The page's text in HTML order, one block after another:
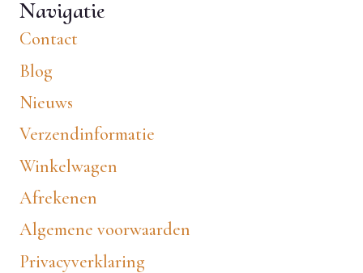
Navigatie
Contact
Blog
Nieuws
Verzendinformatie
Winkelwagen
Afrekenen
Algemene voorwaarden
Privacyverklaring